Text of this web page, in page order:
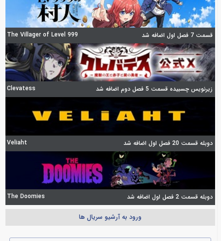
قسمت 7 فصل اول اضافه شد The Villager of Level 999
زیرنویس چسبیده قسمت 5 فصل دوم اضافه شد Clevatess
دوبله قسمت 20 فصل اول اضافه شد Veliaht
دوبله قسمت 2 فصل اول اضافه شد The Doomies
ورود به آرشیو سریال ها